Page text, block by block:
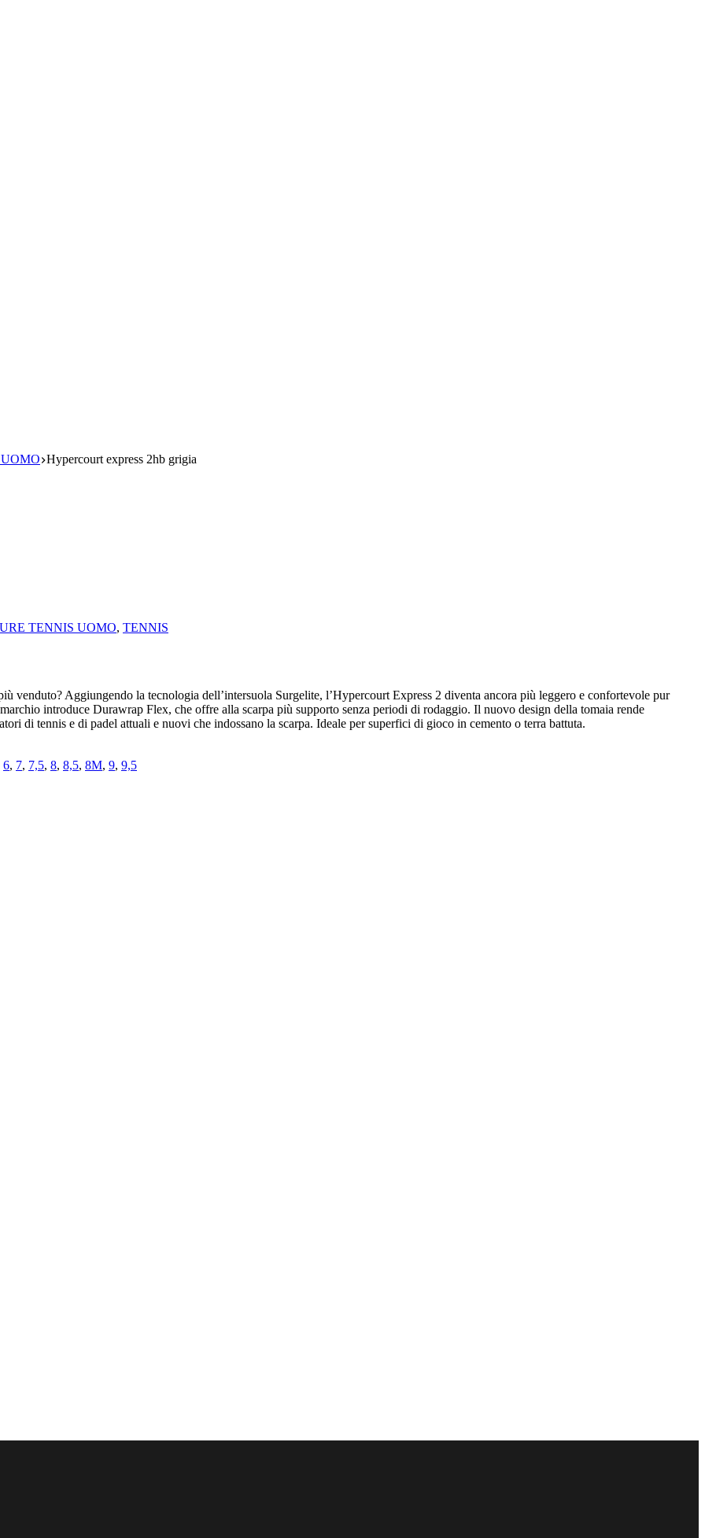
Hypercourt express 2hb grigia
TENNIS UOMO, TENNIS
venduto? Aggiungendo la tecnologia dell’intersuola Surgelite, l’Hypercourt Express 2 diventa ancora più leggero e confortevole pur
introduce Durawrap Flex, che offre alla scarpa più supporto senza periodi di rodaggio. Il nuovo design della tomaia rende
di tennis e di padel attuali e nuovi che indossano la scarpa. Ideale per superfici di gioco in cemento o terra battuta.
6, 7, 7,5, 8, 8,5, 8M, 9, 9,5